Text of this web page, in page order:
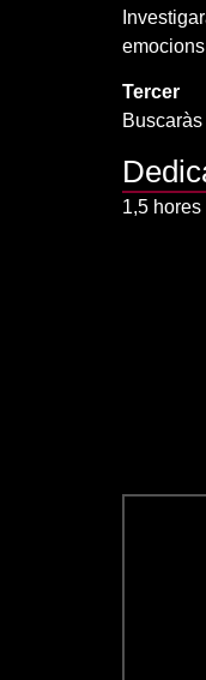
Tercer
1,5 hores